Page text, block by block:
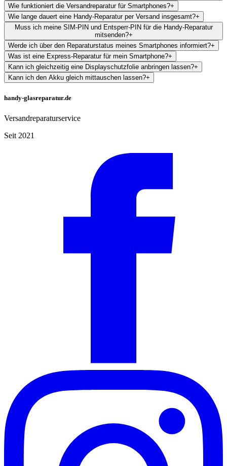
Wie funktioniert die Versandreparatur für Smartphones?+
Wie lange dauert eine Handy-Reparatur per Versand insgesamt?+
Muss ich meine SIM-PIN und Entsperr-PIN für die Handy-Reparatur
mitsenden?+
Werde ich über den Reparaturstatus meines Smartphones informiert?+
Was ist eine Express-Reparatur für mein Smartphone?+
Kann ich gleichzeitig eine Displayschutzfolie anbringen lassen?+
Kann ich den Akku gleich mittauschen lassen?+
handy-glasreparatur.de
Versandreparaturservice
Seit 2021